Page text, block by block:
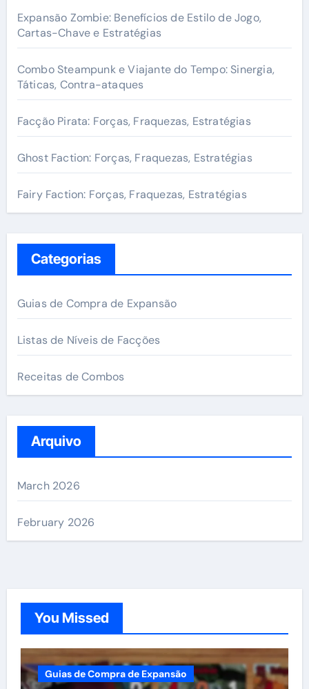
f
o
r
:
Expansão Zombie: Benefícios de Estilo de Jogo,
Cartas-Chave e Estratégias
Combo Steampunk e Viajante do Tempo: Sinergia,
Táticas, Contra-ataques
Facção Pirata: Forças, Fraquezas, Estratégias
Ghost Faction: Forças, Fraquezas, Estratégias
Fairy Faction: Forças, Fraquezas, Estratégias
Categorias
Guias de Compra de Expansão
Listas de Níveis de Facções
Receitas de Combos
Arquivo
March 2026
February 2026
You Missed
Guias de Compra de Expansão